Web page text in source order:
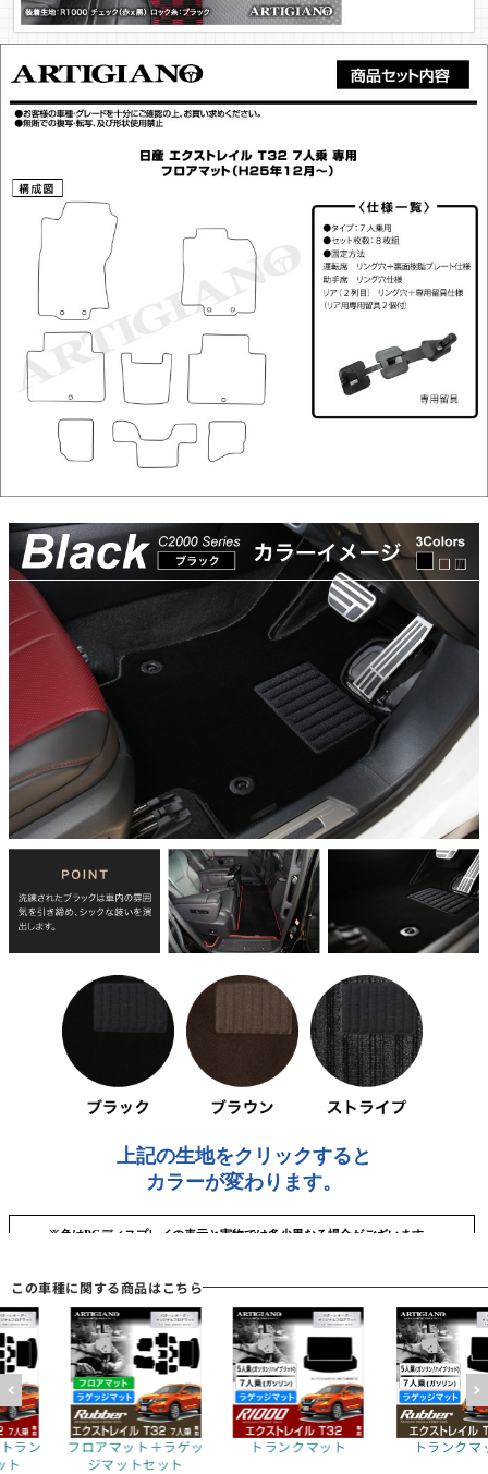
この車種に関する商品はこちら
ゲッ
ト
トランクマット トランクマット
フロアマット